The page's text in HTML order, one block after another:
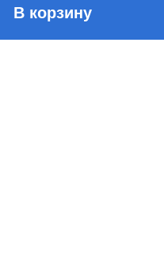
В корзину